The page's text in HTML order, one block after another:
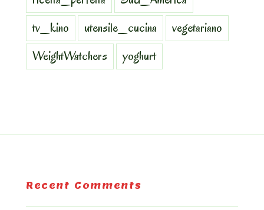
tv_kino
utensile_cucina
vegetariano
WeightWatchers
yoghurt
Recent Comments